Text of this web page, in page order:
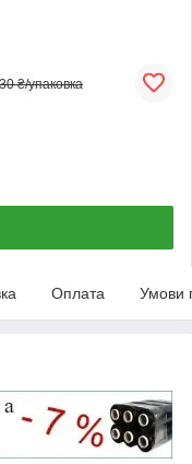
₴/упаковка
Оплата Умови